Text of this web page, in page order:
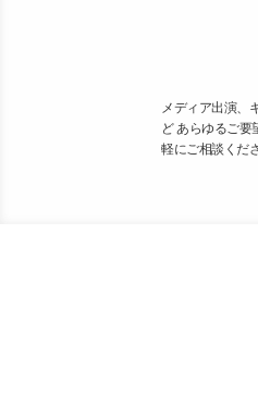
メディア出演、
ど あらゆるご
軽にご相談くだ